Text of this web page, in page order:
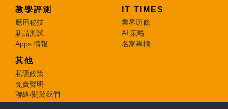
教學評測
應用秘技
新品測試
Apps 情報
IT TIMES
業界頭條
AI 策略
名家專欄
其他
私隱政策
免責聲明
聯絡/關於我們